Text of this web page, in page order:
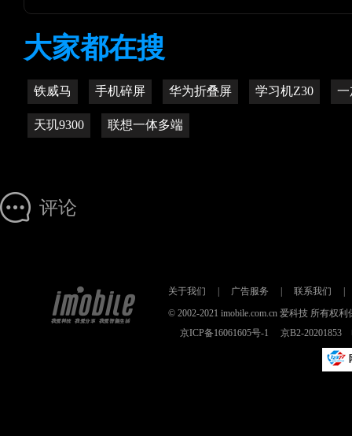
大家都在搜
铁威马 手机碎屏 华为折叠屏 学习机Z30 一
天玑9300 联想一体多端
评论
关于我们 广告服务 联系我们
© 2002-2021 imobile.com.cn 爱科技 所有权
京ICP备16061605号-1
京B2-20201853